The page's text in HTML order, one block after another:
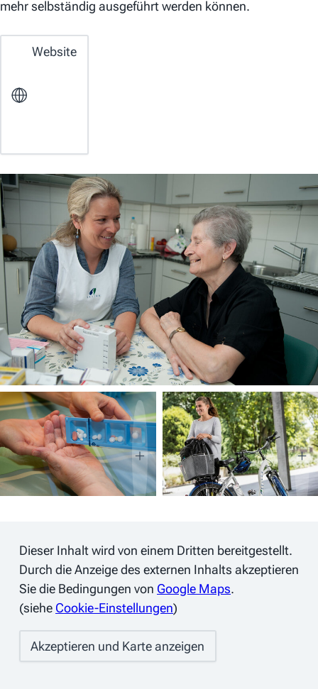
mehr selbständig ausgeführt werden können.
Website
Dieser Inhalt wird von einem Dritten bereitgestellt.
Durch die Anzeige des externen Inhalts akzeptieren
Sie die Bedingungen von Google Maps.
(siehe Cookie-Einstellungen)
Akzeptieren und Karte anzeigen